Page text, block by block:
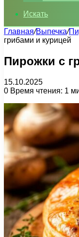
Искать
Главная/Выпечка/
грибами и курицей
Пирожки с
15.10.2025
0 Время чтения: 1